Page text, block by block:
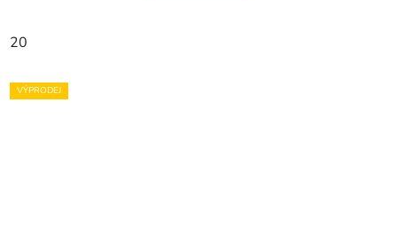
20
VÝPRODEJ